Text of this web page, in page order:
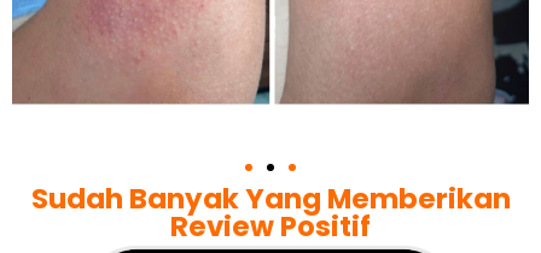
Sudah Banyak Yang Memberikan
Review Positif